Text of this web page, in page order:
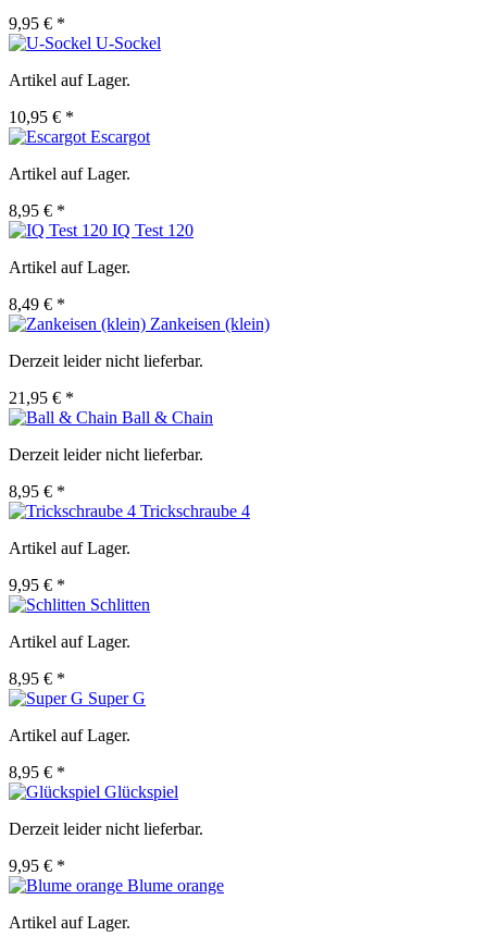
9,95 € *
U-Sockel
Artikel auf Lager.
10,95 € *
Escargot
Artikel auf Lager.
8,95 € *
IQ Test 120
Artikel auf Lager.
8,49 € *
Zankeisen (klein)
Derzeit leider nicht lieferbar.
21,95 € *
Ball & Chain
Derzeit leider nicht lieferbar.
8,95 € *
Trickschraube 4
Artikel auf Lager.
9,95 € *
Schlitten
Artikel auf Lager.
8,95 € *
Super G
Artikel auf Lager.
8,95 € *
Glückspiel
Derzeit leider nicht lieferbar.
9,95 € *
Blume orange
Artikel auf Lager.